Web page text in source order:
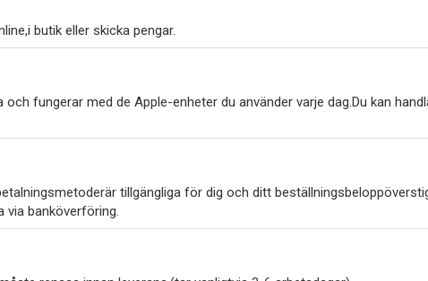
butik eller skicka pengar.
och fungerar med de Apple-enheter du använder varje dag.Du kan
tillgängliga för dig och ditt
via banköverföring.